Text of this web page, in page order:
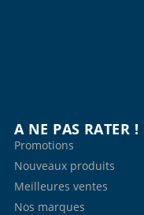
A NE PAS RATER !
Promotions
Nouveaux produits
Meilleures ventes
Nos marques